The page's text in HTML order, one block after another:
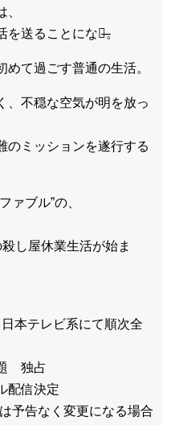
送ることになる̶。
て過ごす普通の⽣活。
、不穏な空気が明を放っ
のミッションを遂⾏する
ァブル”の、
し屋休業⽣活が始ま
本テレビ系にて順次全
独占
配信決定
予告なく変更になる場合